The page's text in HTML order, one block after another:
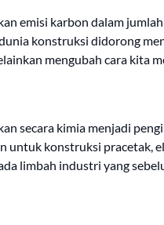
emisi karbon dalam
konstruksi didorong
mengubah cara kita
secara kimia menjadi
untuk konstruksi pracetak,
limbah industri yang